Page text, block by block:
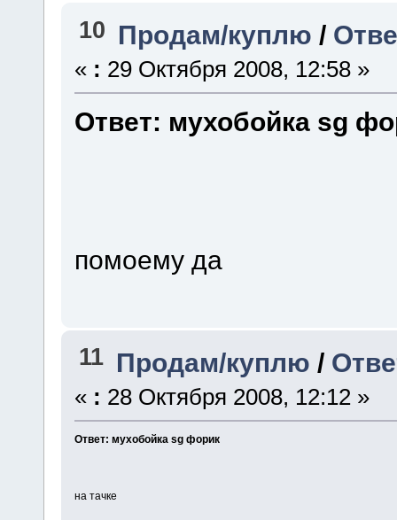
10 Продам/куплю /
« : 29 Октября 2008, 12:58 »
Ответ: мухобойка sg
помоему да
11 Продам/куплю /
« : 28 Октября 2008, 12:12 »
Ответ: мухобойка sg форик
на тачке